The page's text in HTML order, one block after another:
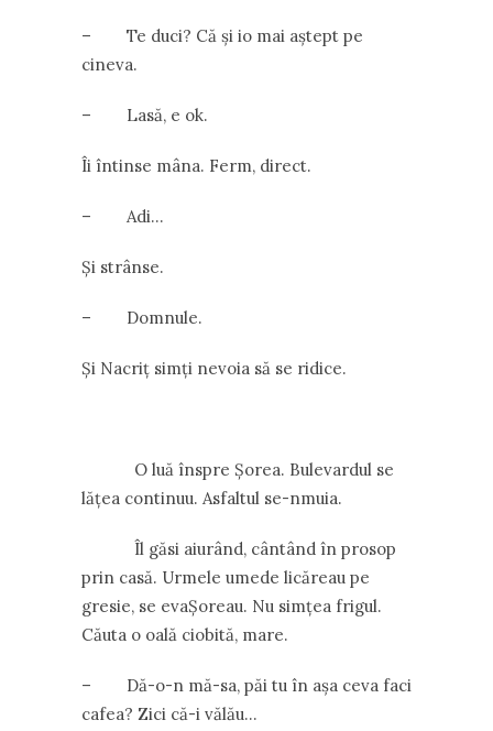
– Te duci? Că și io mai aștept pe
cineva.
– Lasă, e ok.
Îi întinse mâna. Ferm, direct.
– Adi…
Și strânse.
– Domnule.
Și Nacriț simți nevoia să se ridice.
O luă înspre Șorea. Bulevardul se
lățea continuu. Asfaltul se-nmuia.
Îl găsi aiurând, cântând în prosop
prin casă. Urmele umede licăreau pe
gresie, se evaȘoreau. Nu simțea frigul.
Căuta o oală ciobită, mare.
– Dă-o-n mă-sa, păi tu în așa ceva faci
cafea? Zici că-i vălău…